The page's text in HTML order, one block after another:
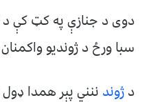
دوی د جنازې په کټ کې د
سبا ورځ د ژوندیو
د ژوند ننني پېر همدا